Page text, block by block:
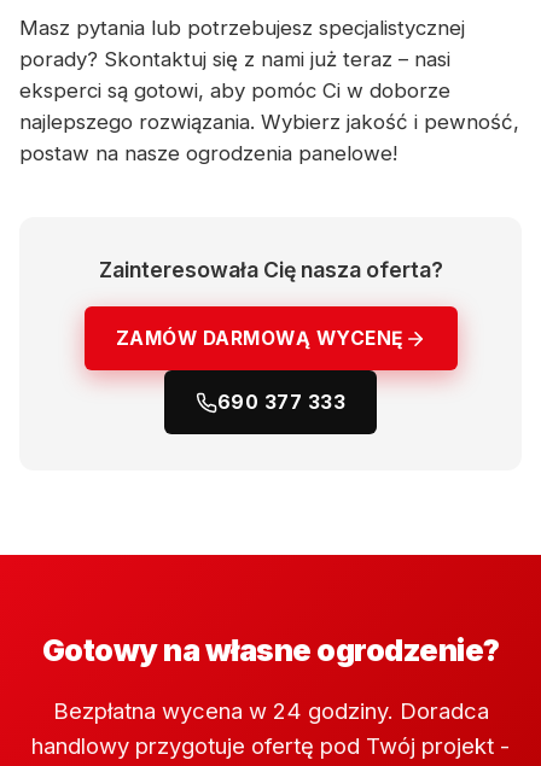
Masz pytania lub potrzebujesz specjalistycznej
porady? Skontaktuj się z nami już teraz – nasi
eksperci są gotowi, aby pomóc Ci w doborze
najlepszego rozwiązania. Wybierz jakość i pewność,
postaw na nasze ogrodzenia panelowe!
Zainteresowała Cię nasza oferta?
ZAMÓW DARMOWĄ WYCENĘ
690 377 333
Gotowy na własne ogrodzenie?
Bezpłatna wycena w 24 godziny. Doradca
handlowy przygotuje ofertę pod Twój projekt -